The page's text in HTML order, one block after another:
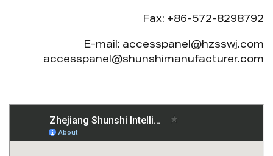
Fax: +86-572-8298792
E-mail: accesspanel@hzsswj.com
accesspanel@shunshimanufacturer.com